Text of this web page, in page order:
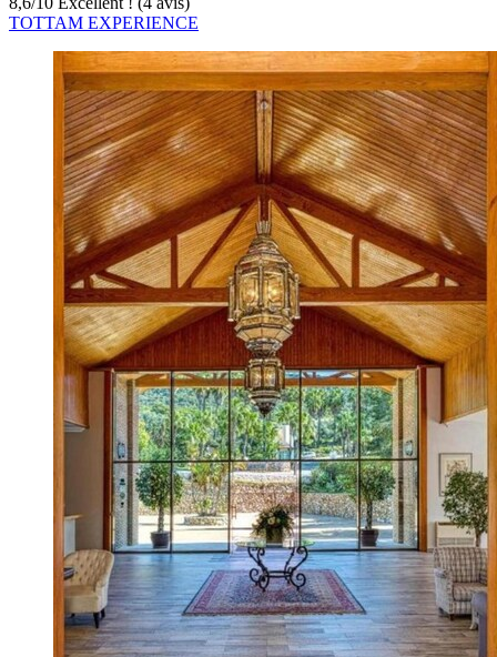
TOTTAM EXPERIENCE